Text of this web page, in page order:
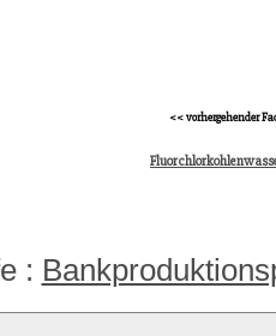
<< vorhergehender
: